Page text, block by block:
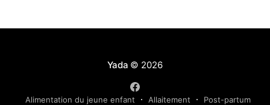
Yada © 2026
Alimentation du jeune enfant Allaitement
Post-partum